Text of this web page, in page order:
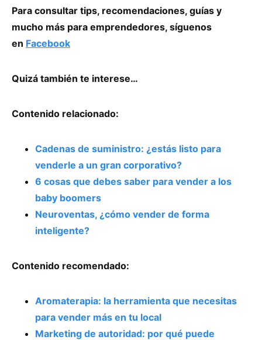
Para consultar tips, recomendaciones, guías y
mucho más para emprendedores, síguenos
en Facebook
Quizá también te interese…
Contenido relacionado:
Cadenas de suministro: ¿estás listo para
venderle a un gran corporativo?
6 cosas que debes saber para vender a los
baby boomers
Neuroventas, ¿cómo vender de forma
inteligente?
Contenido recomendado:
Aromaterapia: la herramienta que necesitas
para vender más en tu local
Marketing de autoridad: por qué puede